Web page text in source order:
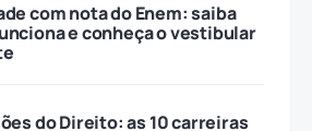
com nota do Enem: saiba
e conheça o vestibular
do Direito: as 10 carreiras